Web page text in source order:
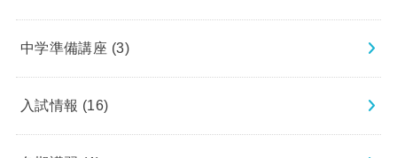
中学準備講座 (3)
入試情報 (16)